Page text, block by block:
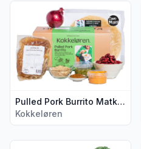
Pulled Pork Burrito Matkasse for 2 Kokkeløren
Kokkeløren
Vis flere detaljer for